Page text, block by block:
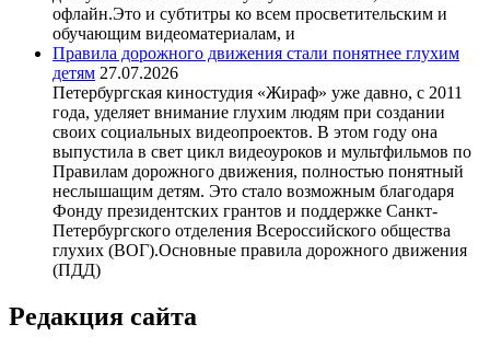
офлайн.Это и субтитры ко всем просветительским и
обучающим видеоматериалам, и
Правила дорожного движения стали понятнее глухим
детям 27.07.2026
Петербургская киностудия «Жираф» уже давно, с 2011
года, уделяет внимание глухим людям при создании
своих социальных видеопроектов. В этом году она
выпустила в свет цикл видеоуроков и мультфильмов по
Правилам дорожного движения, полностью понятный
неслышащим детям. Это стало возможным благодаря
Фонду президентских грантов и поддержке Санкт-
Петербургского отделения Всероссийского общества
глухих (ВОГ).Основные правила дорожного движения
(ПДД)
Редакция сайта